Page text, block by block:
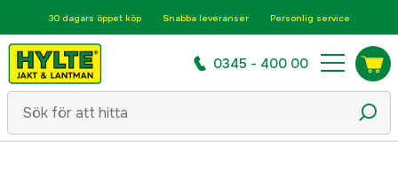
30 dagars öppet köp Snabba leveranser Personlig service
0345 - 400 00